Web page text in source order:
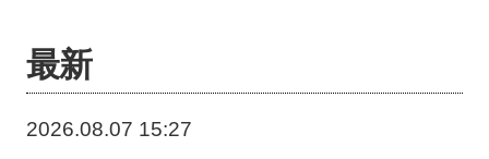
最新
2026.08.07 15:27